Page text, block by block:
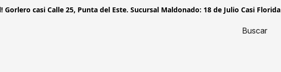
casi Calle 25, Punta del Este. Sucursal Maldonado: 18 de Julio Casi Florida